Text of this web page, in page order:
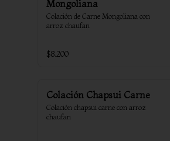
Mongoliana
Colación de Carne Mongoliana con
arroz chaufan
$8.200
Colación Chapsui Carne
Colación chapsui carne con arroz
chaufan